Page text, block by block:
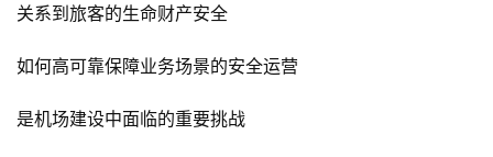
关系到旅客的生命财产安全
如何高可靠保障业务场景的安全运营
是机场建设中面临的重要挑战